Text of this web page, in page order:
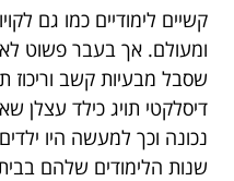
קשיים לימודיים כמו גם
ומעולם. אך בעבר פשוט
שסבל מבעיות קשב וריכוז
דיסלקטי תויג כילד עצלן
נכונה וכך למעשה היו
שנות הלימודים שלהם